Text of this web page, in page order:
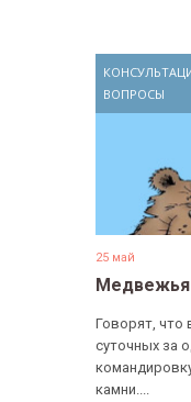
ВОПРОСЫ
25 май
Медвежья
Говорят, что
суточных за
камни....